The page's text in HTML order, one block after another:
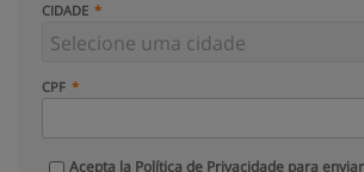
CIDADE
CPF
Acepta la Política de Privacidade para